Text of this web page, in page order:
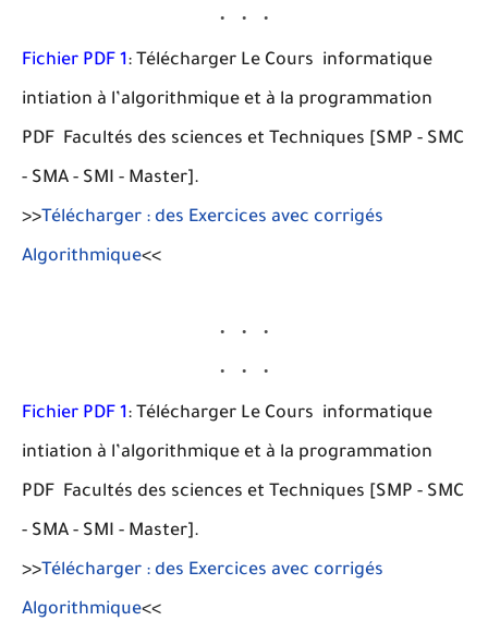
Fichier PDF 1: Télécharger Le Cours informatique
intiation à l’algorithmique et à la programmation
PDF Facultés des sciences et Techniques [SMP - SMC
- SMA - SMI - Master].
>>Télécharger : des Exercices avec corrigés
Algorithmique<<
Fichier PDF 1: Télécharger Le Cours informatique
intiation à l’algorithmique et à la programmation
PDF Facultés des sciences et Techniques [SMP - SMC
- SMA - SMI - Master].
>>Télécharger : des Exercices avec corrigés
Algorithmique<<